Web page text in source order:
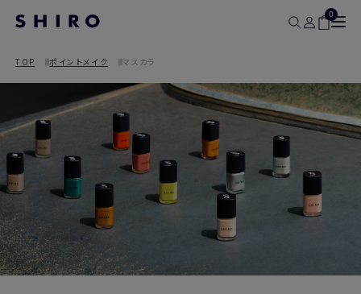
0
TOP ポイントメイク マスカラ